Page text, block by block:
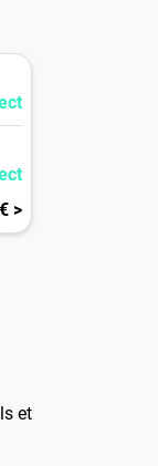
>
et